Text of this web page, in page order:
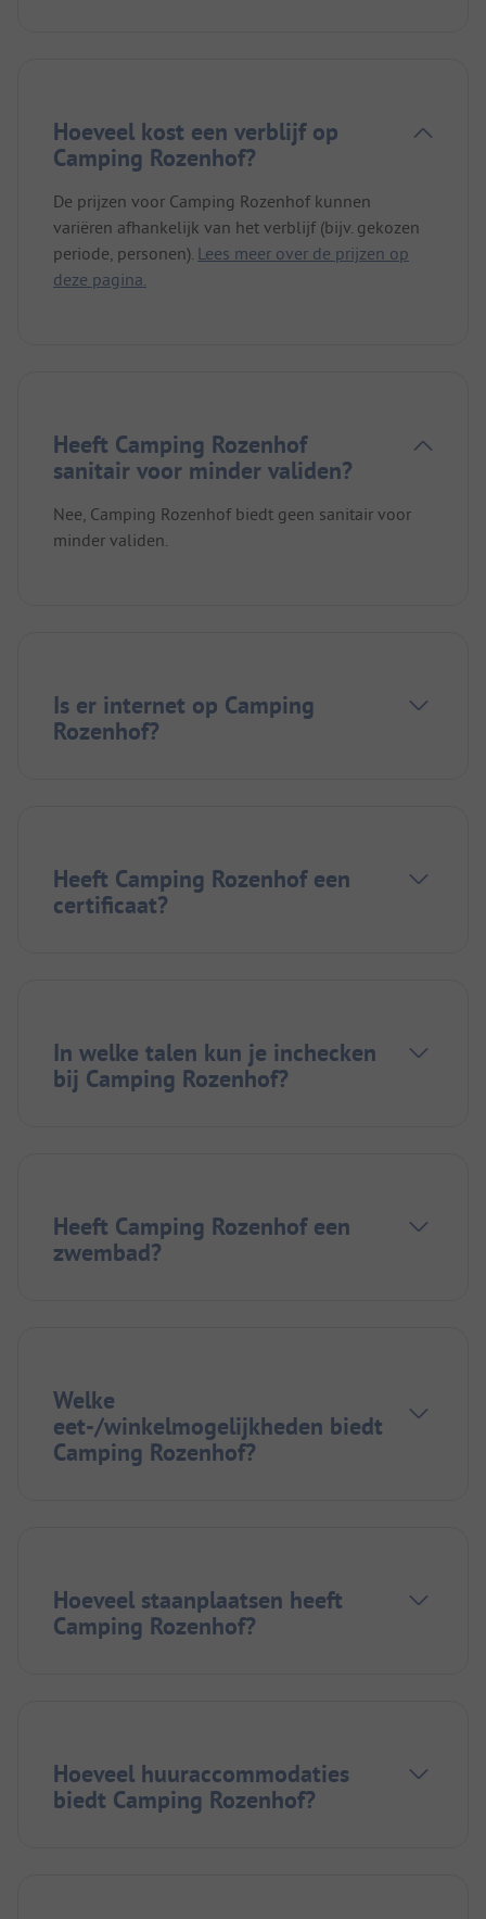
Hoeveel kost een verblijf op
Camping Rozenhof?
De prijzen voor Camping Rozenhof kunnen
variëren afhankelijk van het verblijf (bijv. gekozen
periode, personen). Lees meer over de prijzen op
deze pagina.
Heeft Camping Rozenhof
sanitair voor minder validen?
Nee, Camping Rozenhof biedt geen sanitair voor
minder validen.
Is er internet op Camping
Rozenhof?
Heeft Camping Rozenhof een
certificaat?
In welke talen kun je inchecken
bij Camping Rozenhof?
Heeft Camping Rozenhof een
zwembad?
Welke
eet-/winkelmogelijkheden biedt
Camping Rozenhof?
Hoeveel staanplaatsen heeft
Camping Rozenhof?
Hoeveel huuraccommodaties
biedt Camping Rozenhof?